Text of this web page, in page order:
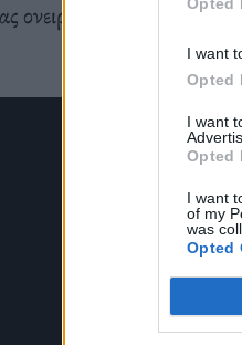
I want
Opted
I want
Opted
I want
of my
was
Opted
ονειρικής ανάμνησης,